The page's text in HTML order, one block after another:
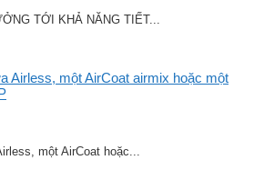
TỚI KHẢ NĂNG TIẾT...
Airless, một AirCoat airmix hoặc một
một AirCoat hoặc...